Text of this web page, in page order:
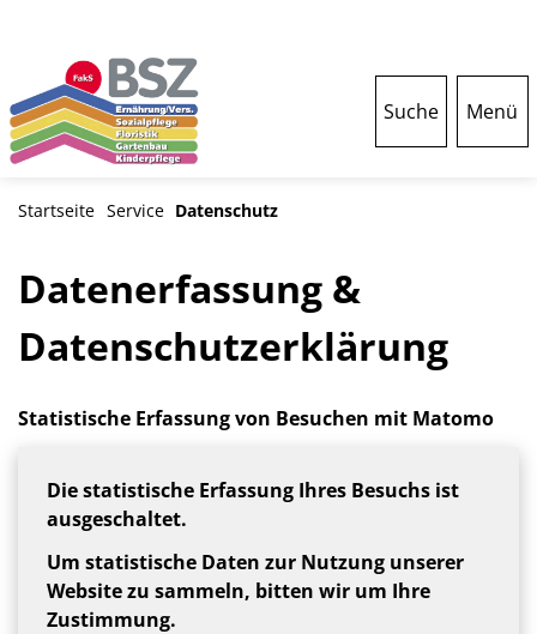
Suche Menü
Startseite Service Datenschutz
Datenerfassung &
Datenschutzerklärung
Statistische Erfassung von Besuchen mit Matomo
Die statistische Erfassung Ihres Besuchs ist
ausgeschaltet.
Um statistische Daten zur Nutzung unserer
Website zu sammeln, bitten wir um Ihre
Zustimmung.